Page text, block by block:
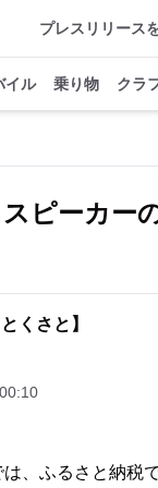
プレスリリース
イル 乗り物 クラ
ピーカー
くさと】
、ふるさと納税